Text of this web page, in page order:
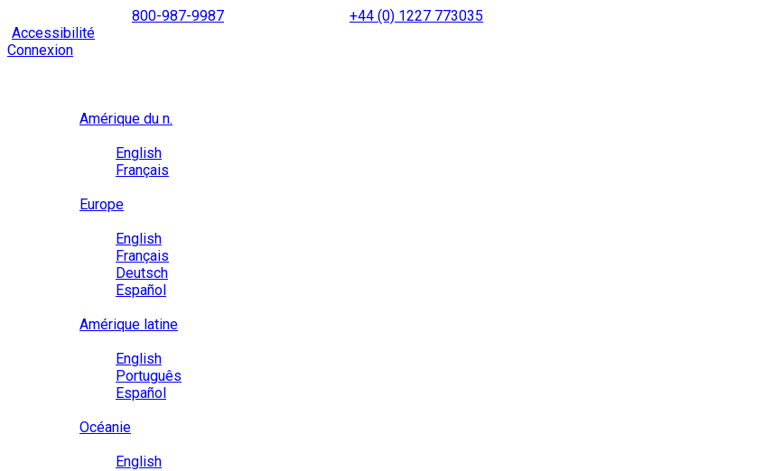
to
content
800-987-9987
+44 (0) 1227 773035
Accessibilité
Connexion
Amérique du n.
English
Français
Europe
English
Français
Deutsch
Español
Amérique latine
English
Português
Español
Océanie
English